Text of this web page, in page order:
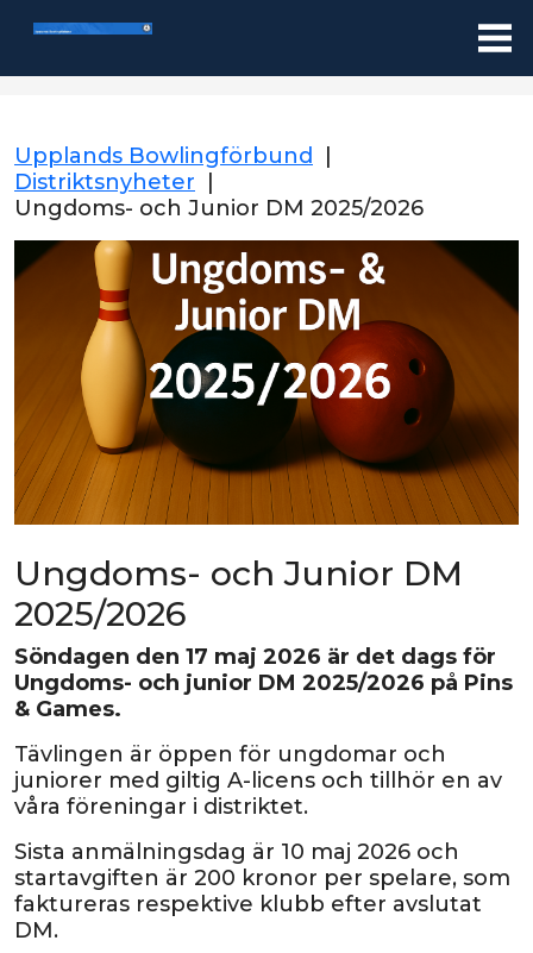
Upplands Bowlingförbund
Distriktsnyheter
Ungdoms- och Junior DM 2025/2026
Ungdoms- och Junior DM
2025/2026
Söndagen den 17 maj 2026 är det dags för
Ungdoms- och junior DM 2025/2026 på Pins
& Games.
Tävlingen är öppen för ungdomar och
juniorer med giltig A-licens och tillhör en av
våra föreningar i distriktet.
Sista anmälningsdag är 10 maj 2026 och
startavgiften är 200 kronor per spelare, som
faktureras respektive klubb efter avslutat
DM.